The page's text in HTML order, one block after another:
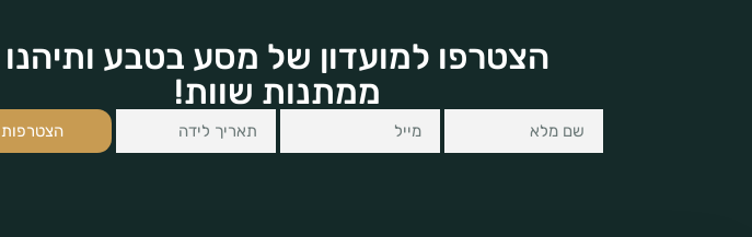
הצטרפו למועדון של מסע בטבע ותיהנו
ממתנות שוות!
הצטרפות